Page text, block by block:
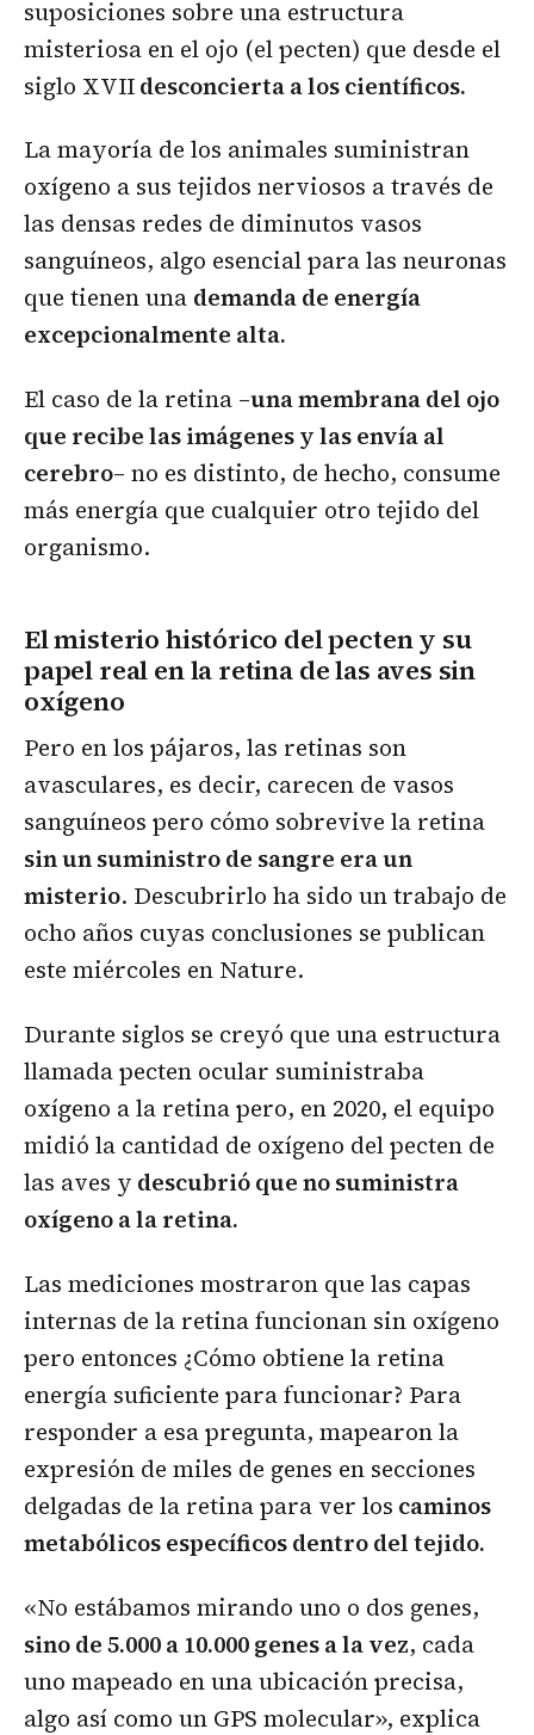
suposiciones sobre una estructura
misteriosa en el ojo (el pecten) que desde el
siglo XVIIdesconcierta a los científicos.
La mayoría de los animales suministran
oxígeno a sus tejidos nerviosos a través de
las densas redes de diminutos vasos
sanguíneos, algo esencial para las neuronas
que tienen una demanda de energía
excepcionalmente alta.
El caso de la retina –una membrana del ojo
que recibe las imágenes y las envía al
cerebro– no es distinto, de hecho, consume
más energía que cualquier otro tejido del
organismo.
El misterio histórico del pecten y su
papel real en la retina de las aves sin
oxígeno
Pero en los pájaros, las retinas son
avasculares, es decir, carecen de vasos
sanguíneos pero cómo sobrevive la retina
sin un suministro de sangre era un
misterio. Descubrirlo ha sido un trabajo de
ocho años cuyas conclusiones se publican
este miércoles en Nature.
Durante siglos se creyó que una estructura
llamada pecten ocular suministraba
oxígeno a la retina pero, en 2020, el equipo
midió la cantidad de oxígeno del pecten de
las aves y descubrió que no suministra
oxígeno a la retina.
Las mediciones mostraron que las capas
internas de la retina funcionan sin oxígeno
pero entonces ¿Cómo obtiene la retina
energía suficiente para funcionar? Para
responder a esa pregunta, mapearon la
expresión de miles de genes en secciones
delgadas de la retina para ver los caminos
metabólicos específicos dentro del tejido.
«No estábamos mirando uno o dos genes,
sino de 5.000 a 10.000 genes a la vez, cada
uno mapeado en una ubicación precisa,
algo así como un GPS molecular», explica